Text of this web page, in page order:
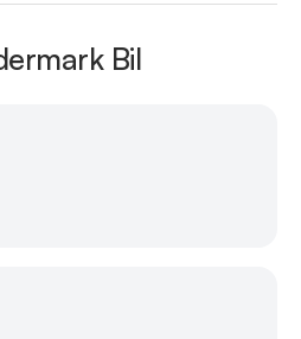
av våra andra Peugeot 308 i
www.riddermarkbil.se/kopa-
endast 0.35L/mil
48 mån garanti
Bil